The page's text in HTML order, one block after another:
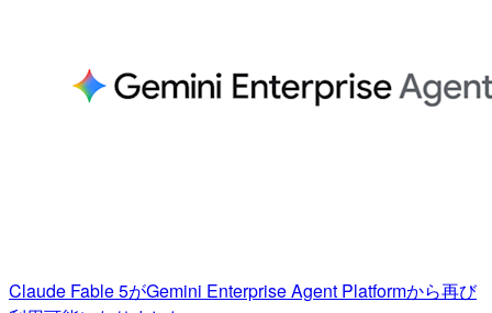
Claude Fable 5がGemini Enterprise Agent Platformから再び